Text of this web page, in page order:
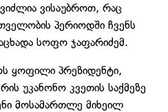
ვისაუბროთ, რაც
პერიოდში ჩვენს
სოფო ჯაფარიძემ.
ყოფილი პრეზიდენტი,
უკანონო კვეთის საქმეზე
მოსამართლე მიხეილ